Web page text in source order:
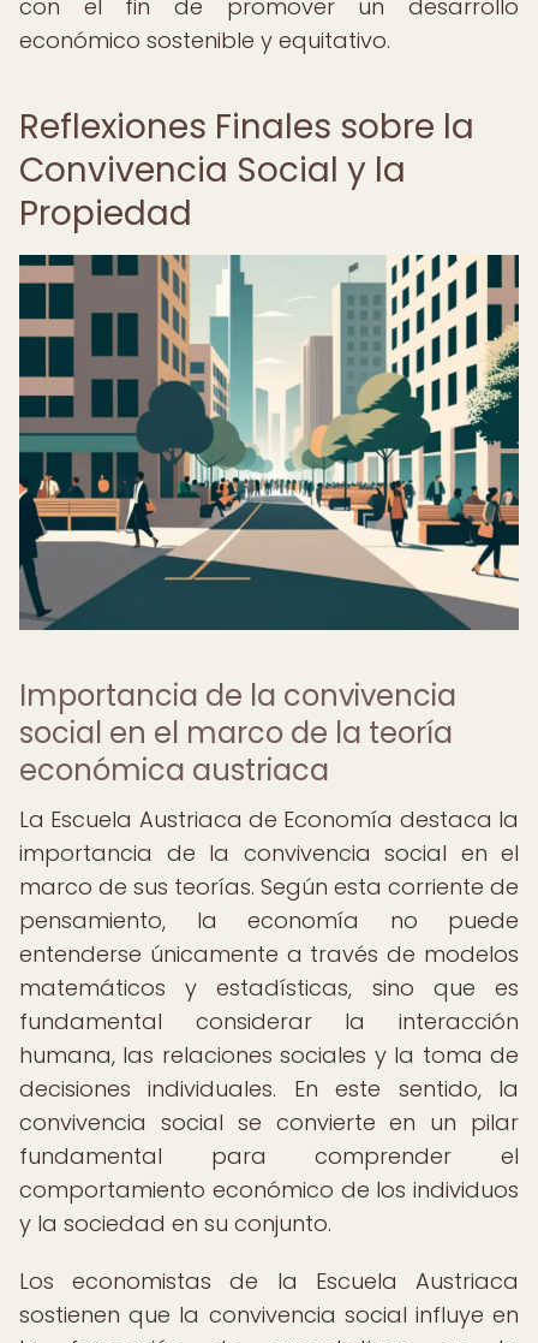
con el fin de promover un desarrollo
económico sostenible y equitativo.
Reflexiones Finales sobre la
Convivencia Social y la
Propiedad
Importancia de la convivencia
social en el marco de la teoría
económica austriaca
La Escuela Austriaca de Economía destaca la
importancia de la convivencia social en el
marco de sus teorías. Según esta corriente de
pensamiento, la economía no puede
entenderse únicamente a través de modelos
matemáticos y estadísticas, sino que es
fundamental considerar la interacción
humana, las relaciones sociales y la toma de
decisiones individuales. En este sentido, la
convivencia social se convierte en un pilar
fundamental para comprender el
comportamiento económico de los individuos
y la sociedad en su conjunto.
Los economistas de la Escuela Austriaca
sostienen que la convivencia social influye en